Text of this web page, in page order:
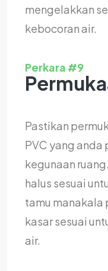
mengelakkan
kebocoran air.
Perkara #9
Pastikan
PVC yang anda
kegunaan
halus sesuai
tamu manakala
kasar sesuai
air.